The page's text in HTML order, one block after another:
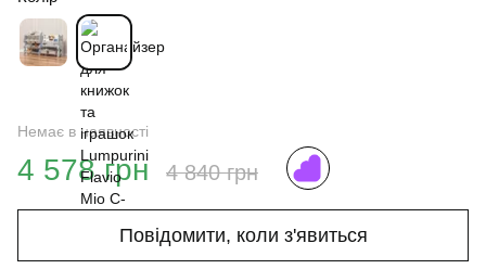
Немає в наявності
4 578 грн 4 840 грн
Повідомити, коли з'явиться